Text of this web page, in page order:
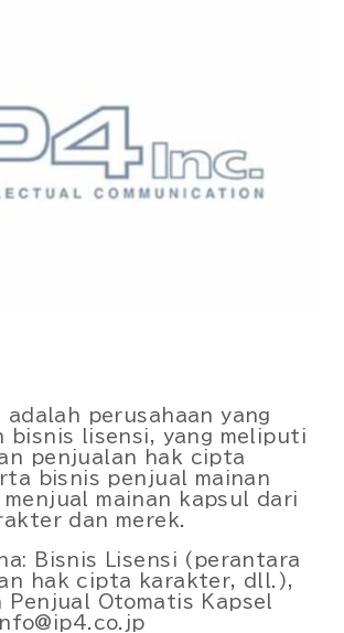
adalah perusahaan yang
bisnis lisensi, yang meliputi
penjualan hak cipta
bisnis penjual mainan
menjual mainan kapsul dari
dan merek.
Bisnis Lisensi (perantara
hak cipta karakter, dll.),
Penjual Otomatis Kapsel
info@ip4.co.jp